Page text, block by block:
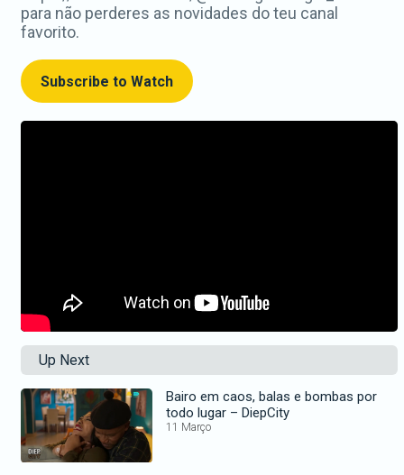
para não perderes as novidades do teu canal
favorito.
Subscribe to Watch
Up Next
Bairo em caos, balas e bombas por
todo lugar – DiepCity
11 Março